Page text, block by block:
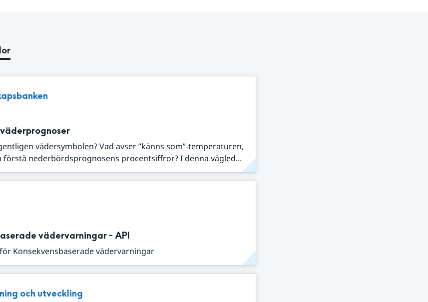
vädersymbolen? Vad avser ”känns som”-temperaturen,
förstå nederbördsprognosens procentsiffror? I denna vägled...
vädervarningar - API
Konsekvensbaserade vädervarningar
och utveckling